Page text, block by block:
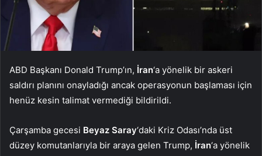
ABD Başkanı Donald Trump’ın, İran‘a yönelik bir askeri
saldırı planını onayladığı ancak operasyonun başlaması için
henüz kesin talimat vermediği bildirildi.
Çarşamba gecesi Beyaz Saray‘daki Kriz Odası’nda üst
düzey komutanlarıyla bir araya gelen Trump, İran‘a yönelik